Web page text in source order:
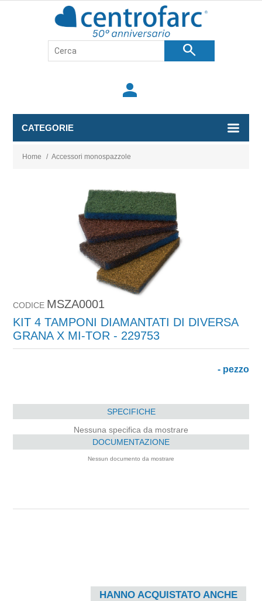
search
person
CATEGORIE
Home / Accessori monospazzole
CODICE MSZA0001
KIT 4 TAMPONI DIAMANTATI DI DIVERSA
GRANA X MI-TOR - 229753
- pezzo
SPECIFICHE
Nessuna specifica da mostrare
DOCUMENTAZIONE
Nessun documento da mostrare
HANNO ACQUISTATO ANCHE